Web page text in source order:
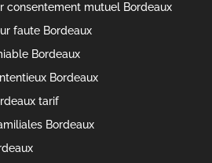
consentement mutuel Bordeaux
faute Bordeaux
Bordeaux
Bordeaux
tarif
Bordeaux